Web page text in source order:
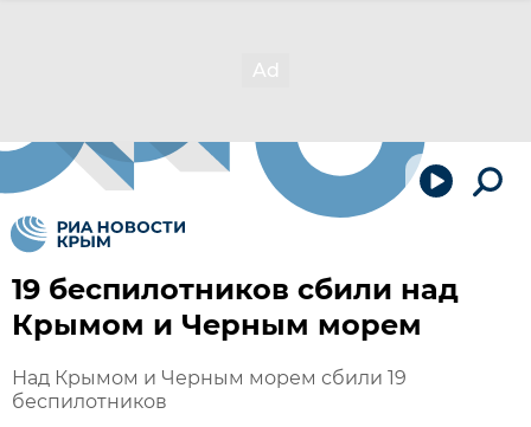
19 беспилотников сбили над
Крымом и Черным морем
Над Крымом и Черным морем сбили 19
беспилотников